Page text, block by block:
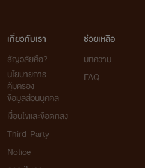
เกี่ยวกับเรา
ธัญวลัยคือ?
นโยบายการ
คุ้มครอง
ข้อมูลส่วนบุคคล
เงื่อนไขและข้อตกลง
Third-Party
Notice
ช่วยเหลือ
บทความ
FAQ